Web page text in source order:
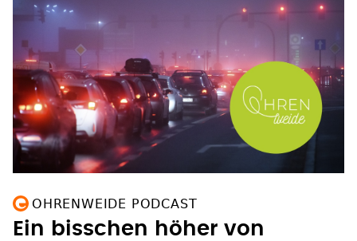
OHRENWEIDE PODCAST
Ein bisschen höher von